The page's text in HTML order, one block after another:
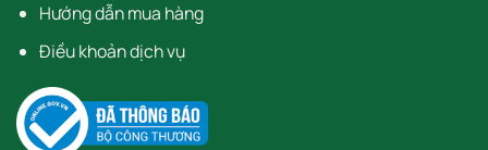
Hướng dẫn mua hàng
Điều khoản dịch vụ